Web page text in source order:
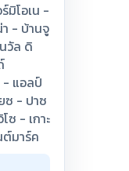
มิโอเน -
า - บ้านจู
วัล ดิ
- แอลป์
ซ - ปาซ
ซ - เกาะ
มาร์ค